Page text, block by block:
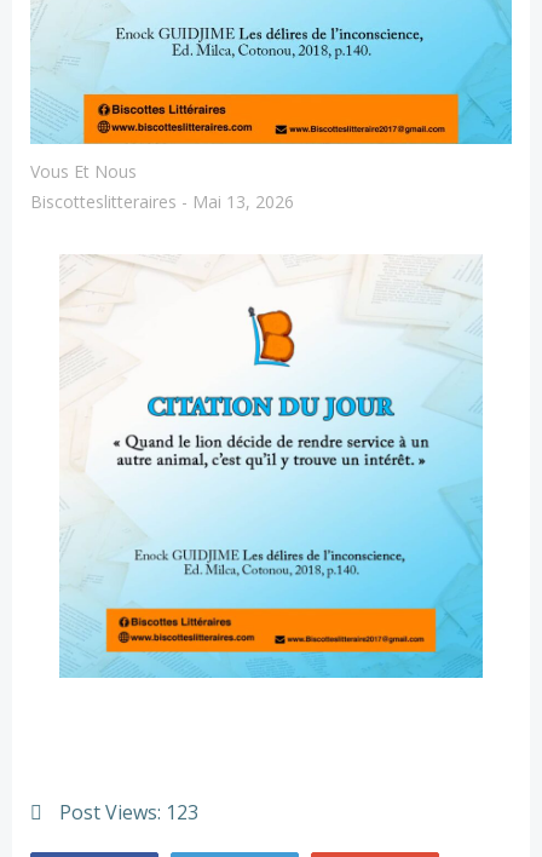
Vous Et Nous
Biscotteslitteraires - Mai 13, 2026
Post Views: 123